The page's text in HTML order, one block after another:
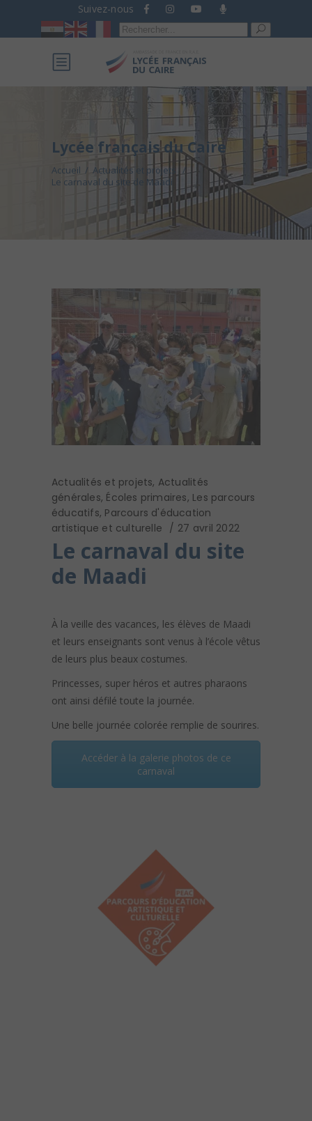
Suivez-nous
Recherche
pour :
Lycée français du Caire
Accueil / Actualités et projets
/
Le carnaval du site de Maadi
Actualités et projets, Actualités
générales, Écoles primaires, Les parcours
éducatifs, Parcours d'éducation
artistique et culturelle
27 avril 2022
Le carnaval du site
de Maadi
À la veille des vacances, les élèves de Maadi
et leurs enseignants sont venus à l’école vêtus
de leurs plus beaux costumes.
Princesses, super héros et autres pharaons
ont ainsi défilé toute la journée.
Une belle journée colorée remplie de sourires.
Accéder à la galerie photos de ce
carnaval